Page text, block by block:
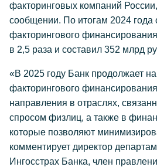
факторинговых компаний
сообщении. По итогам 2024
факторингового
в 2,5 раза и составил 352 млрд
«В 2025 году Банк продолжает
факторингового
направления в отраслях,
спросом физлиц, а также в
которые позволяют
комментирует директор
Ингосстрах Банка, член